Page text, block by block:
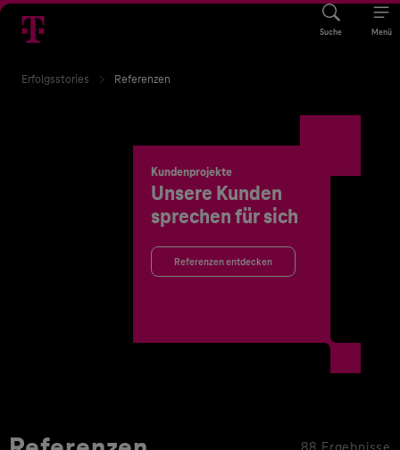
Suche Menü
Erfolgsstories Referenzen
Kundenprojekte
Unsere Kunden
sprechen für sich
Referenzen entdecken